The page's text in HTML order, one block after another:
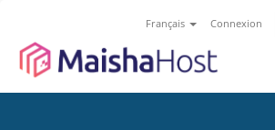
Français Connexion